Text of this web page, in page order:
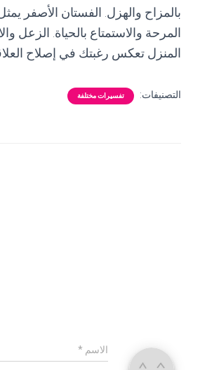
بالمزاح والهزل. الفستان الأصفر
المرحة والاستمتاع بالحياة. الزعل
المنزل تعكس رغبتك في إصلاح
التصنيفات: تفسيرات مختلفة
الاسم *